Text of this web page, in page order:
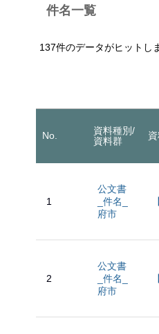
件名一覧
137件のデータがヒットし
No.
資料種別/
資料群
1
公文書
_件名_
府市
2
公文書
_件名_
府市